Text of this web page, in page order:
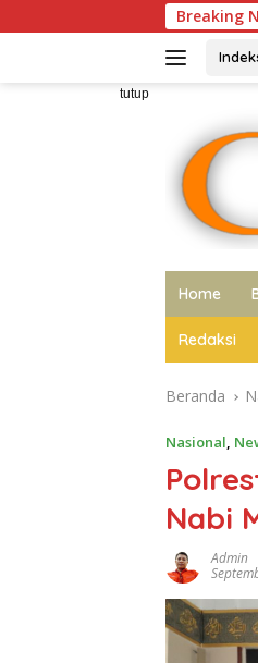
ke
Breaking
Berani Tindak Tegas
tutup
Home
Redaksi
Beranda
Nasional,
Nabi
Admin